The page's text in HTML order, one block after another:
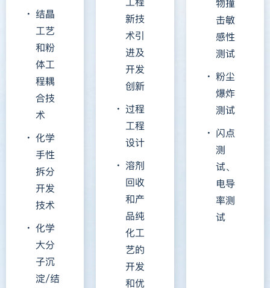
结晶
工艺
和粉
体工
程耦
合技
术
化学
手性
拆分
开发
技术
化学
大分
子沉
淀/结
新技
术引
进及
开发
创新
过程
工程
设计
溶剂
回收
和产
品纯
化工
艺的
开发
和优
物撞
击敏
感性
测试
粉尘
爆炸
测试
闪点
测
试、
电导
率测
试